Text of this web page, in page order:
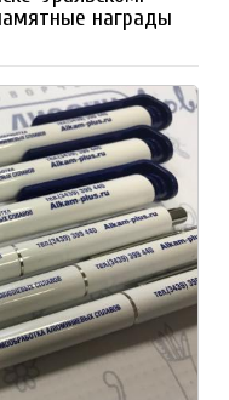
награды